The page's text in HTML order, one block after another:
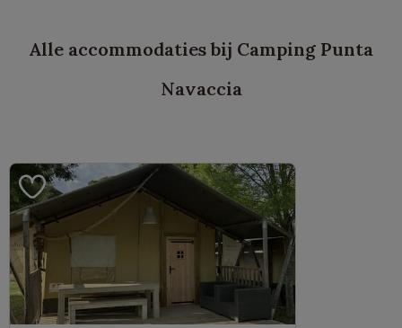
Alle accommodaties bij Camping Punta
Navaccia